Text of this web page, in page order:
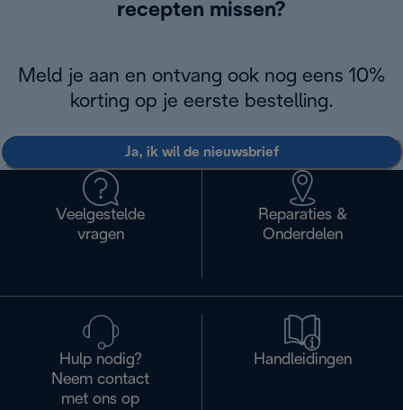
recepten missen?
Meld je aan en ontvang ook nog eens 10%
korting op je eerste bestelling.
Ja, ik wil de nieuwsbrief
Veelgestelde
vragen
Reparaties &
Onderdelen
Hulp nodig?
Neem contact
met ons op
Handleidingen